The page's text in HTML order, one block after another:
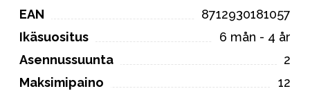
EAN
8712930181057
Ikäsuositus
6 mån - 4 år
Asennussuunta
2
Maksimipaino
12